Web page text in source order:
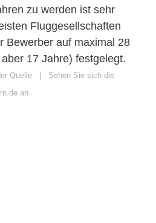
zu werden ist sehr
Fluggesellschaften
Bewerber auf maximal 28
17 Jahre) festgelegt.
Quelle | Sehen Sie sich die
an